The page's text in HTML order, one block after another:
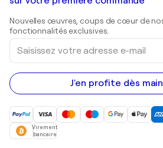
Estampes
Peintures acryliques
Nouvelles œuvres, coups de cœur de
fonctionnalités exclusives.
Saisissez
votre
adresse
e-
mail
J'en profite dès
Virement
bancaire